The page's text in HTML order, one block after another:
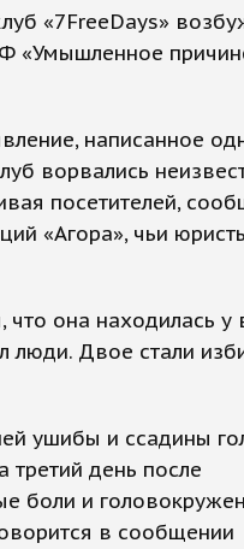
«7FreeDays»
«Умышленное
написанное
ворвались
посетителей,
«Агора», чьи
она находилась у
люди. Двое стали
ушибы и ссадины
третий день после
боли и
в сообщении